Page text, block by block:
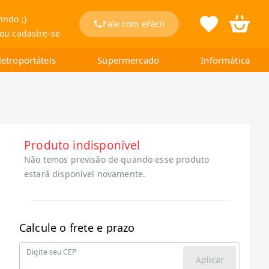
;)
cadastre-se
Fale com eFácil
Supermercado Informática
Produto indisponível
Não temos previsão de quando esse produto
estará disponível novamente.
Calcule o frete e prazo
Digite seu CEP
Aplicar